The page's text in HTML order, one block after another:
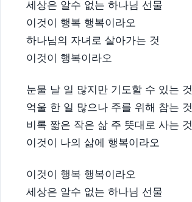
세상은 알수 없는 하나님 선물
이것이 행복 행복이라오
하나님의 자녀로 살아가는 것
이것이 행복이라오
눈물 날 일 많지만 기도할 수 있는 것
억울 한 일 많으나 주를 위해 참는 것
비록 짧은 작은 삶 주 뜻대로 사는 것
이것이 나의 삶에 행복이라오
이것이 행복 행복이라오
세상은 알수 없는 하나님 선물